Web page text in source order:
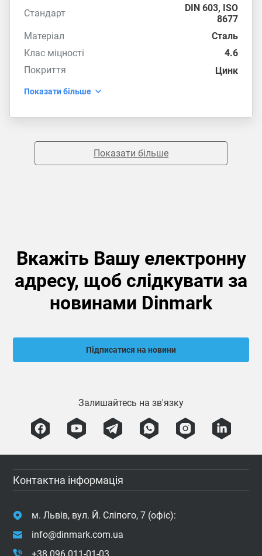
Стандарт
DIN 603, ISO
8677
Матеріал
Сталь
Клас міцності
4.6
Покриття
Цинк
Показати більше
Показати більше
Вкажіть Вашу електронну
адресу, щоб слідкувати за
новинами Dinmark
Підписатися на новини
Залишайтесь на зв'язку
Контактна інформація
м. Львів, вул. Й. Сліпого, 7 (офіс):
info@dinmark.com.ua